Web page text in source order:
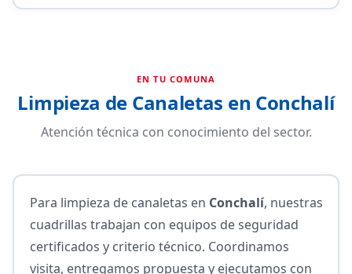
EN TU COMUNA
Limpieza de Canaletas en Conchalí
Atención técnica con conocimiento del sector.
Para limpieza de canaletas en Conchalí, nuestras
cuadrillas trabajan con equipos de seguridad
certificados y criterio técnico. Coordinamos
visita, entregamos propuesta y ejecutamos con